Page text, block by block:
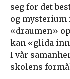
seg for det
og mysterium
«draumen»
kan «glida
I vår
skolens